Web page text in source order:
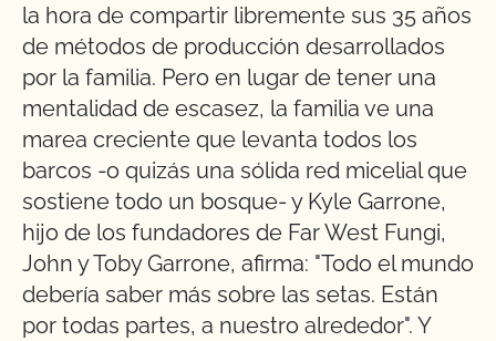
la hora de compartir libremente sus 35 años
de métodos de producción desarrollados
por la familia. Pero en lugar de tener una
mentalidad de escasez, la familia ve una
marea creciente que levanta todos los
barcos -o quizás una sólida red micelial que
sostiene todo un bosque- y Kyle Garrone,
hijo de los fundadores de Far West Fungi,
John y Toby Garrone, afirma: "Todo el mundo
debería saber más sobre las setas. Están
por todas partes, a nuestro alrededor". Y